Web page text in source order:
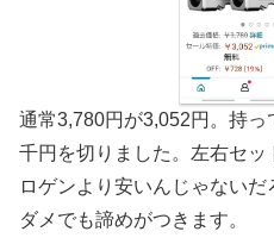
通常3,780円が3,052円。持
千円を切りました。左右セ
ロゲンより安いんじゃない
ダメでも諦めがつきます。